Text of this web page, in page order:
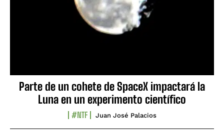
Parte de un cohete de SpaceX impactará la
Luna en un experimento científico
#NTF Juan José Palacios